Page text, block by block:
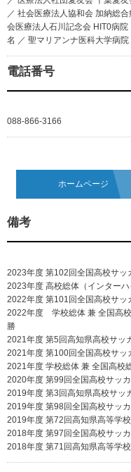
／ 社会医療法人協和会 加納総
会医療法人石川記念会 HIT0病
名 ／ 聖マリアンナ医科大学病院
電話番号
088-866-3166
ホームページ
備考
2023年度 第102回全国高校サ
2023年度 高校総体（インター
2022年度 第101回全国高校サ
2022年度 学校総体 兼 全国高
勝
2021年度 第5回高知県高校サッ
2021年度 第100回全国高校サ
2021年度 学校総体 兼 全国高
2020年度 第99回全国高校サッ
2019年度 第3回高知県高校サ
2019年度 第98回全国高校サッ
2019年度 第72回高知県高等学
2018年度 第97回全国高校サッ
2018年度 第71回高知県高等学